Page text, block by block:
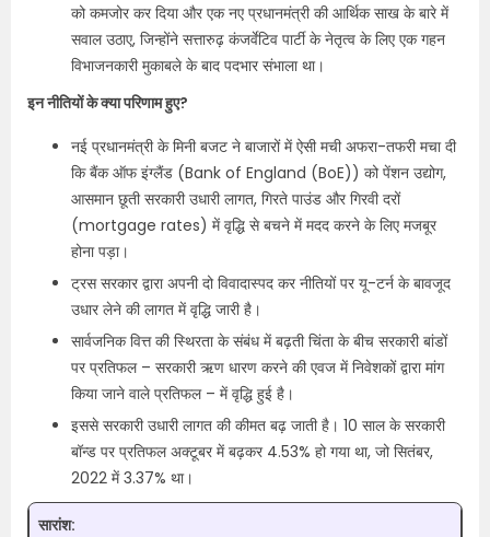
को कमजोर कर दिया और एक नए प्रधानमंत्री की आर्थिक साख के बारे में
सवाल उठाए, जिन्होंने सत्तारुढ़ कंजर्वेटिव पार्टी के नेतृत्व के लिए एक गहन
विभाजनकारी मुकाबले के बाद पदभार संभाला था।
इन नीतियों के क्या परिणाम हुए?
नई प्रधानमंत्री के मिनी बजट ने बाजारों में ऐसी मची अफरा-तफरी मचा दी
कि बैंक ऑफ इंग्लैंड (Bank of England (BoE)) को पेंशन उद्योग,
आसमान छूती सरकारी उधारी लागत, गिरते पाउंड और गिरवी दरों
(mortgage rates) में वृद्धि से बचने में मदद करने के लिए मजबूर
होना पड़ा।
ट्रस सरकार द्वारा अपनी दो विवादास्पद कर नीतियों पर यू-टर्न के बावजूद
उधार लेने की लागत में वृद्धि जारी है।
सार्वजनिक वित्त की स्थिरता के संबंध में बढ़ती चिंता के बीच सरकारी बांडों
पर प्रतिफल – सरकारी ऋण धारण करने की एवज में निवेशकों द्वारा मांग
किया जाने वाले प्रतिफल – में वृद्धि हुई है।
इससे सरकारी उधारी लागत की कीमत बढ़ जाती है। 10 साल के सरकारी
बॉन्ड पर प्रतिफल अक्टूबर में बढ़कर 4.53% हो गया था, जो सितंबर,
2022 में 3.37% था।
सारांश: